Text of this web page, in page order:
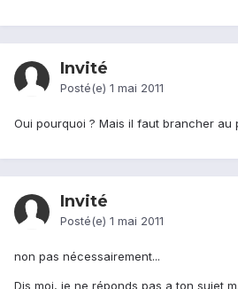
Invité
Posté(e) 1 mai 2011
Oui pourquoi ? Mais il faut brancher au
Invité
Posté(e) 1 mai 2011
non pas nécessairement...
Dis moi, je ne réponds pas a ton sujet